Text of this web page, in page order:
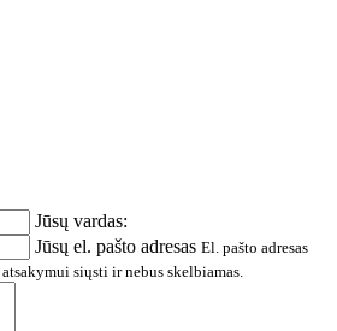
Jūsų vardas:
Jūsų el. pašto adresas El. pašto adresas
siųsti ir nebus skelbiamas.